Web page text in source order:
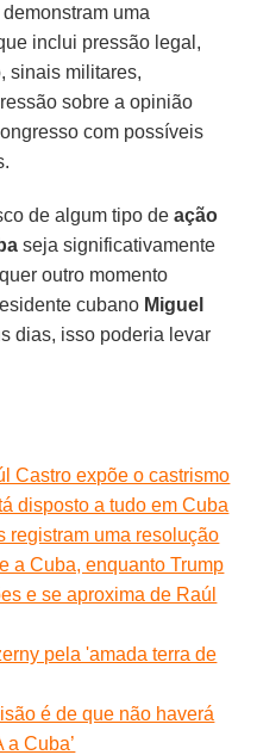
uma
inclui pressão legal,
sinais militares,
sobre a opinião
com possíveis
de algum tipo deação
seja significativamente
outro momento
cubano Miguel
dias, isso poderia levar
Castro expõe o castrismo
disposto a tudo em Cuba
registram uma resolução
a Cuba, enquanto Trump
e se aproxima de Raúl
pela 'amada terra de
é de que não haverá
Cuba’